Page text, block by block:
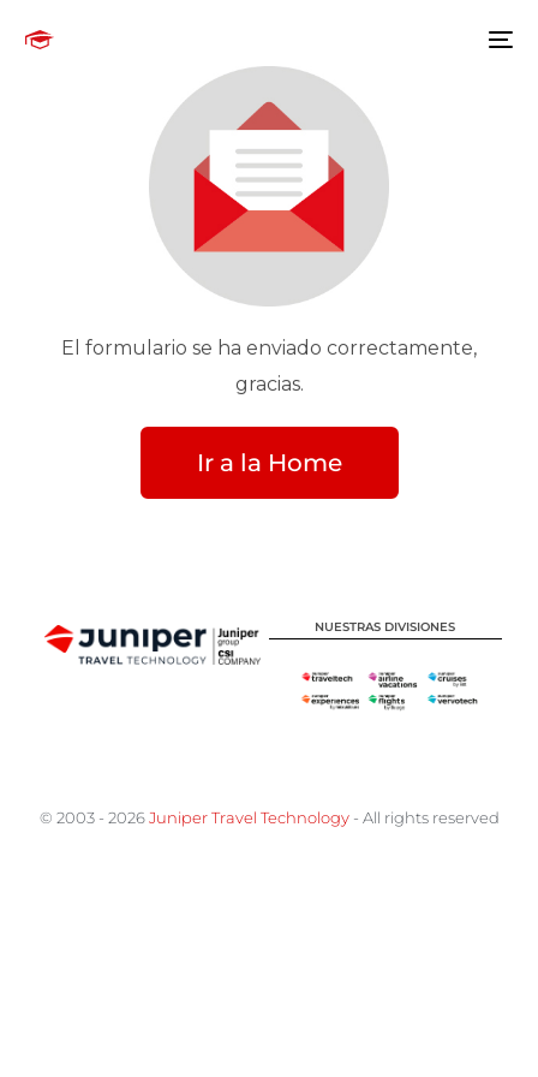
El formulario se ha enviado correctamente,
gracias.
Ir a la Home
NUESTRAS DIVISIONES
© 2003 - 2026Juniper Travel Technology- All rights reserved